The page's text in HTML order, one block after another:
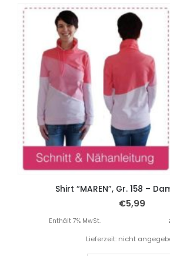
Shirt “MAREN”, Gr. 158 –
€5,99
Enthält 7% MwSt.
Lieferzeit: nicht